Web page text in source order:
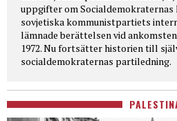
uppgifter om
sovjetiska kommunistpartiets
lämnade berättelsen vid
1972. Nu fortsätter historien till
socialdemokraternas partiledning.